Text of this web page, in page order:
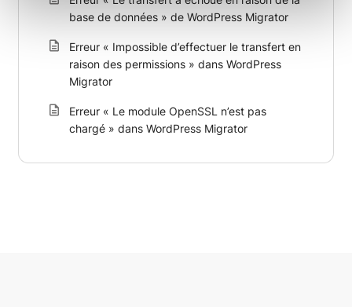
base de données » de WordPress Migrator
Erreur « Impossible d’effectuer le transfert en
raison des permissions » dans WordPress
Migrator
Erreur « Le module OpenSSL n’est pas
chargé » dans WordPress Migrator